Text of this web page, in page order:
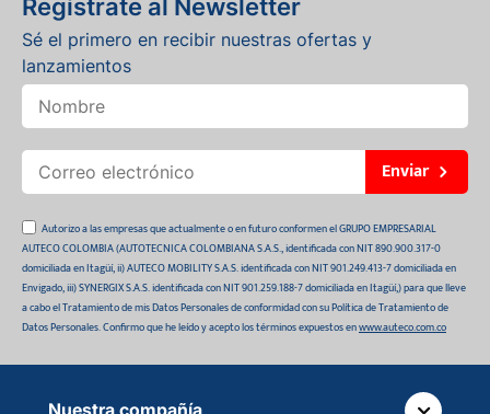
Regístrate al Newsletter
Sé el primero en recibir nuestras ofertas y
lanzamientos
Enviar
Autorizo a las empresas que actualmente o en futuro conformen el GRUPO EMPRESARIAL
AUTECO COLOMBIA (AUTOTECNICA COLOMBIANA S.A.S., identificada con NIT 890.900.317-0
domiciliada en Itagüí, ii) AUTECO MOBILITY S.A.S. identificada con NIT 901.249.413-7 domiciliada en
Envigado, iii) SYNERGIX S.A.S. identificada con NIT 901.259.188-7 domiciliada en Itagüí,) para que lleve
a cabo el Tratamiento de mis Datos Personales de conformidad con su Política de Tratamiento de
Datos Personales. Confirmo que he leído y acepto los términos expuestos enwww.auteco.com.co
Nuestra compañía